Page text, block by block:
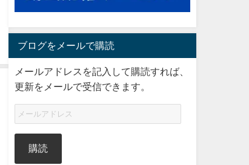
ブログをメールで購読
メールアドレスを記入して購読すれば、
更新をメールで受信できます。
購読